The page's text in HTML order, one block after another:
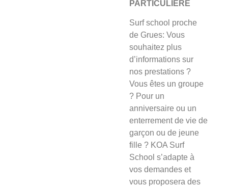
PARTICULIÈRE
Surf school proche
de Grues: Vous
souhaitez plus
d’informations sur
nos prestations ?
Vous êtes un groupe
? Pour un
anniversaire ou un
enterrement de vie de
garçon ou de jeune
fille ? KOA Surf
School s’adapte à
vos demandes et
vous proposera des